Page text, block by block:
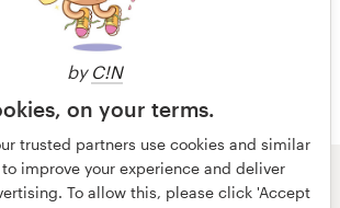
by C!N
on your terms.
trusted partners use cookies and similar
improve your experience and deliver
To allow this, please click 'Accept
seu concurso de logotipo
para rede social
seu concurso de logotipo
© 99designs
por Vista